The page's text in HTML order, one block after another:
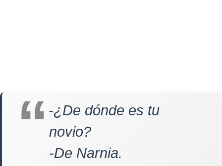
-¿De dónde es tu
novio?
-De Narnia.